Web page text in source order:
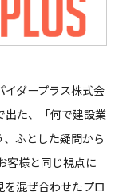
イダープラス株式会
出た、「何で建設業
ふとした疑問から
客様と同じ視点に
混ぜ合わせたプロ